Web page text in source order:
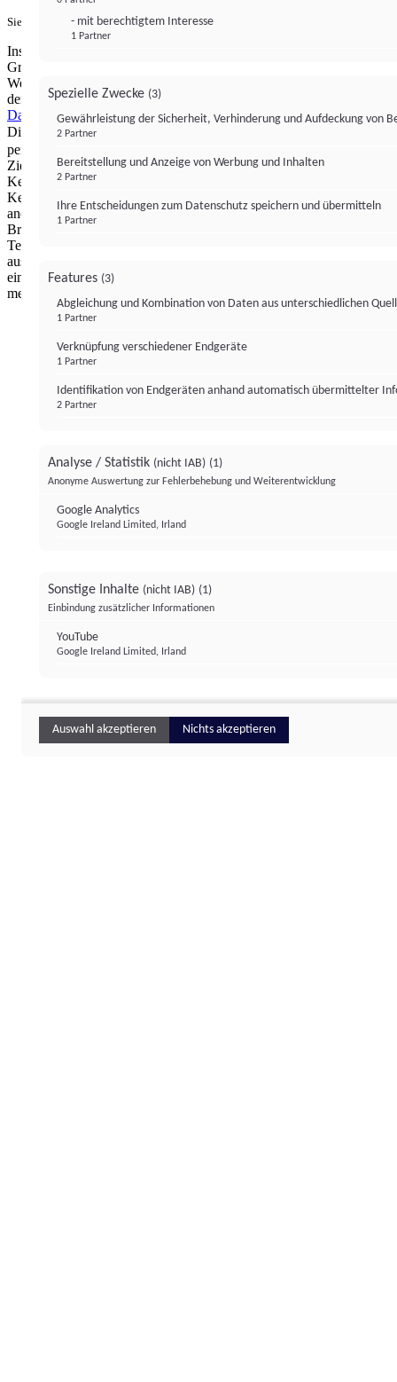
Sie haben ein PUR-Abo?Hier anmelden.
Institutional Money mit Werbung: Wir nutzen aus wirtschaftlichen
Gründen die Möglichkeit, unsere Webseite Dritten als digitalen
Werbeplatz zur Verfügung zu stellen. Über Verarbeitungen, die in
der Verantwortung von uns liegen, können Sie sich in unserer
Datenschutzerklärungnäher informieren.Zur Bereitstellung unserer
Dienste nutzen wir Technologien von
personalisierte Werbung, Messung von Werbeleistung und
Zielgruppenforschung. Cookies, Endgeräte- oder ähnliche Online-
Kennungen (z. B. login-basierte Kennungen, zufällig generierte
Kennungen, netzwerkbasierte Kennungen) können zusammen mit
anderen Informationen (z. B. Browsertyp und
Browserinformationen, Sprache, Bildschirmgröße, unterstützte
Technologien usw.) auf Ihrem Endgerät gespeichert oder von dort
ausgelesen werden, um es jedes Mal wiederzuerkennen, wenn es
eine App oder einer Webseite aufruft. Dies geschieht für einen oder
mehrere der hier aufgeführten Verarbeitungszwecke.
- mit berechtigtem Interesse
1 Partner
Spezielle Zwecke (3)
Gewährleistung der Sicherheit, Verhinderung und Aufdeckung von
2 Partner
Bereitstellung und Anzeige von Werbung und Inhalten
2 Partner
Ihre Entscheidungen zum Datenschutz speichern und übermitteln
1 Partner
Features (3)
Abgleichung und Kombination von Daten aus unterschiedlichen
1 Partner
Verknüpfung verschiedener Endgeräte
1 Partner
Identifikation von Endgeräten anhand automatisch übermittelter
2 Partner
Analyse / Statistik (nicht IAB) (1)
Anonyme Auswertung zur Fehlerbehebung und Weiterentwicklung
Google Analytics
Google Ireland Limited, Irland
Sonstige Inhalte (nicht IAB) (1)
Einbindung zusätzlicher Informationen
YouTube
Google Ireland Limited, Irland
Auswahl akzeptieren Nichts akzeptieren
Institutional Money
ImpressumDatenschutzerklärung